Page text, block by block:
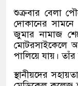
শুক্রবার বেলা
দোকানের
জুমার নামাজ
মোটরসাইকেলে
পালিয়ে যায়।
স্থানীয়দের